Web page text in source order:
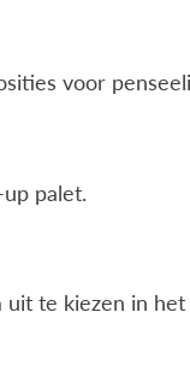
voor
palet.
te kiezen in het